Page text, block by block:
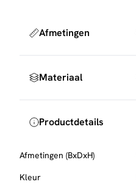
Afmetingen
Materiaal
Productdetails
Afmetingen (BxDxH)
Kleur